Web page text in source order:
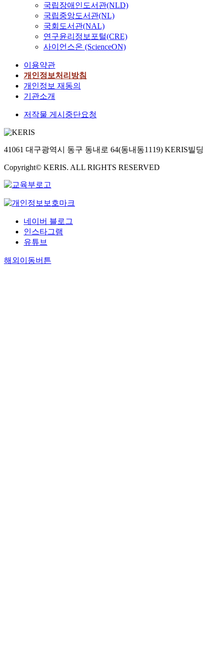
국립장애인도서관(NLD)
국립중앙도서관(NL)
국회도서관(NAL)
연구윤리정보포털(CRE)
사이언스온 (ScienceON)
이용약관
개인정보처리방침
개인정보 재동의
기관소개
저작물 게시중단요청
41061 대구광역시 동구 동내로 64(동내동1119) KERIS빌딩
Copyright© KERIS. ALL RIGHTS RESERVED
네이버 블로그
인스타그램
유튜브
해외이동버튼